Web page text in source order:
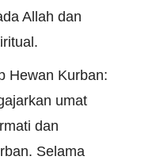
Allah dan
Hewan Kurban:
umat
dan
Selama